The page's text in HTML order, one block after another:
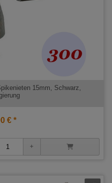
15mm, Schwarz,
€ *